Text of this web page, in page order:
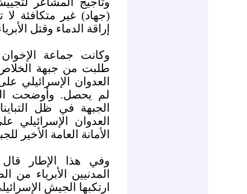
(جهاد) غير متكافئة لا
إراقة الدماء وقتل
وكانت جماعة
طلبت من جبهة
العدوان الإسرائيلي
لم يحصل. وأوضحت
الجبهة في ظل
العدوان
الأمانة العامة الأخير
وفي هذا الإطار
المدنيين الأبرياء من
ارتكبها الجيش